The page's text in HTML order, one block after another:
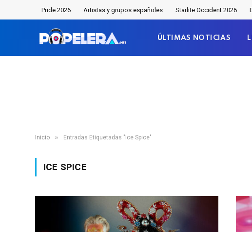
Pride 2026 Artistas y grupos españoles Starlite Occident 2026
ÚLTIMAS NOTICIAS
Inicio » Entradas Etiquetadas "Ice Spice"
ICE SPICE